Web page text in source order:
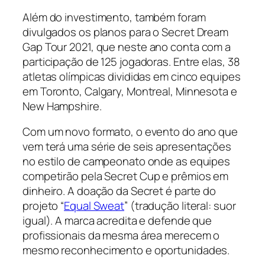
Além do investimento, também foram
divulgados os planos para oSecret Dream
Gap Tour2021, que neste ano conta com a
participação de 125 jogadoras. Entre elas, 38
atletas olímpicas divididas em cinco equipes
em Toronto, Calgary, Montreal, Minnesota e
New Hampshire.
Com um novo formato, o evento do ano que
vem terá uma série de seis apresentações
no estilo de campeonato onde as equipes
competirão pelaSecret Cupe prêmios em
dinheiro. A doação da Secret é parte do
projeto “Equal Sweat” (tradução literal: suor
igual). A marca acredita e defende que
profissionais da mesma área merecem o
mesmo reconhecimento e oportunidades.